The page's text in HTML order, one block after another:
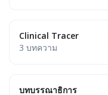
Clinical Tracer
3 บทความ
บทบรรณาธิการ